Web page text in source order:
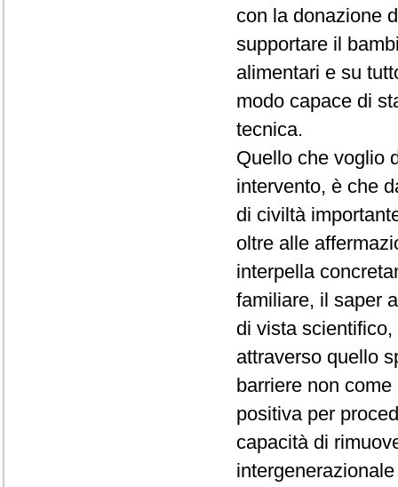
con la donazione
supportare il
alimentari e su
modo capace di
tecnica.
Quello che voglio
intervento, è che
di civiltà
oltre alle
interpella
familiare, il saper
di vista
attraverso quello
barriere non
positiva per
capacità di